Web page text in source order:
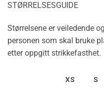
STØRRELSESGUIDE
Størrelsene er veiledende
personen som skal bruke
etter oppgitt strikkefasthet.
XS S